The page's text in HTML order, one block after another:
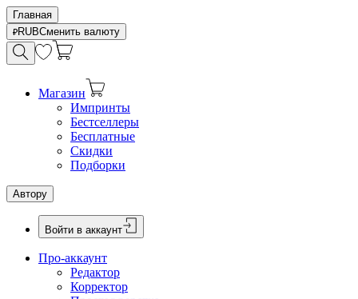
Главная
RUBСменить валюту
Магазин
Импринты
Бестселлеры
Бесплатные
Скидки
Подборки
Автору
Войти в аккаунт
Про-аккаунт
Редактор
Корректор